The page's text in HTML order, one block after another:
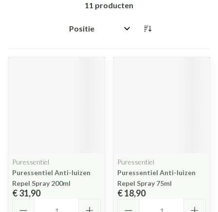
11 producten
Sorteer op:
Puressentiel
Puressentiel Anti-luizen
Repel Spray 200ml
€ 31,90
Puressentiel
Puressentiel Anti-luizen
Repel Spray 75ml
€ 18,90